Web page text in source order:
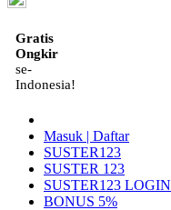
Gratis
Ongkir
se-
Indonesia!
Masuk | Daftar
SUSTER123
SUSTER 123
SUSTER123 LOGIN
BONUS 5%